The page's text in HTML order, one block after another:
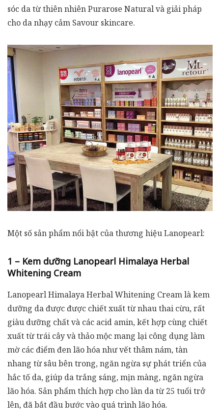
sóc da từ thiên nhiên Purarose Natural và giải pháp
cho da nhạy cảm Savour skincare.
Một số sản phẩm nổi bật của thương hiệu Lanopearl:
1 – Kem dưỡng Lanopearl Himalaya Herbal
Whitening Cream
Lanopearl Himalaya Herbal Whitening Cream là kem
dưỡng da được được chiết xuất từ nhau thai cừu, rất
giàu dưỡng chất và các acid amin, kết hợp cùng chiết
xuất từ trái cây và thảo mộc mang lại công dụng làm
mờ các điểm đen lão hóa như vết thâm nám, tàn
nhang từ sâu bên trong, ngăn ngừa sự phát triển của
hắc tố da, giúp da trắng sáng, mịn màng, ngăn ngừa
lão hóa. Sản phẩm thích hợp cho làn da từ 25 tuổi trở
lên, đã bắt đầu bước vào quá trình lão hóa.